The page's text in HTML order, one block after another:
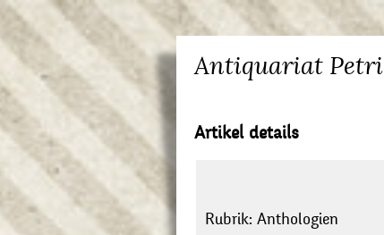
Antiquariat Petri
Artikel details
Rubrik: Anthologien